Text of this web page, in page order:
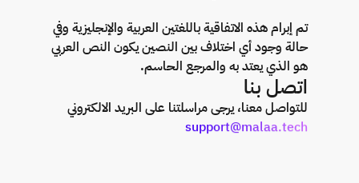
تم إبرام هذه الاتفاقية باللغتين العربية والإنجليزية وفي
حالة وجود أي اختلاف بين النصين يكون النص العربي
هو الذي يعتد به والمرجع الحاسم.
اتصل بنا
للتواصل معنا، يرجى مراسلتنا على البريد الالكتروني
support@malaa.tech